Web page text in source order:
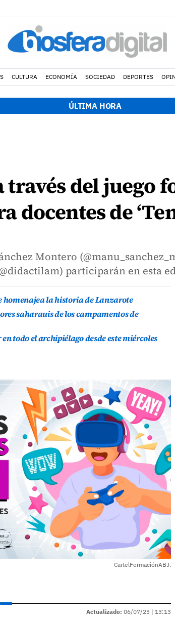
CULTURA ECONOMÍA SOCIEDAD DEPORTES
ÚLTIMA HORA
través del juego
docentes de
Montero
participarán en esta
homenajea la historia de Lanzarote
saharauis de los campamentos de
todo el archipiélago desde este miércoles
CartelFormaciónABJ.
Actualizado: 06/07/23 | 13:13